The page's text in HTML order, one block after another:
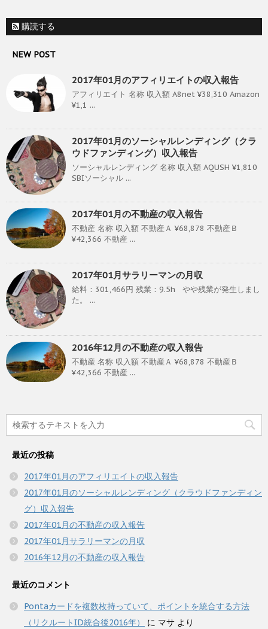
購読する
NEW POST
2017年01月のアフィリエイトの収入報告
アフィリエイト 名称 収入額 A8net ¥38,310 Amazon
¥1,1 ...
2017年01月のソーシャルレンディング（クラ
ウドファンディング）収入報告
ソーシャルレンディング 名称 収入額 AQUSH ¥1,810
SBIソーシャル ...
2017年01月の不動産の収入報告
不動産 名称 収入額 不動産Ａ ¥68,878 不動産Ｂ
¥42,366 不動産 ...
2017年01月サラリーマンの月収
給料：301,466円 残業：9.5h やや残業が発生しまし
た。 ...
2016年12月の不動産の収入報告
不動産 名称 収入額 不動産Ａ ¥68,878 不動産Ｂ
¥42,366 不動産 ...
最近の投稿
2017年01月のアフィリエイトの収入報告
2017年01月のソーシャルレンディング（クラウドファンディン
グ）収入報告
2017年01月の不動産の収入報告
2017年01月サラリーマンの月収
2016年12月の不動産の収入報告
最近のコメント
Pontaカードを複数枚持っていて、ポイントを統合する方法
（リクルートID統合後2016年）
に マサ より